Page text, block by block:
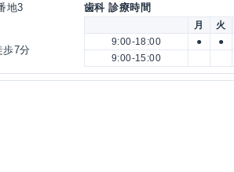
地3
歩7分
歯科 診療時間
月 火
9:00-18:00
● ●
9:00-15:00